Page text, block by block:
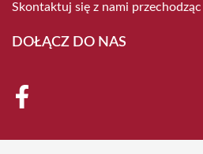
Skontaktuj się z nami
DOŁĄCZ DO NAS